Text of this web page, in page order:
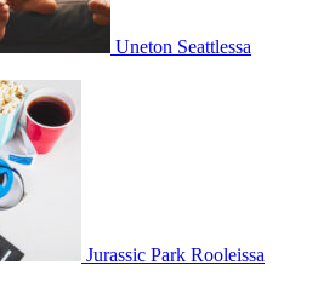
Uneton Seattlessa
Jurassic Park Rooleissa